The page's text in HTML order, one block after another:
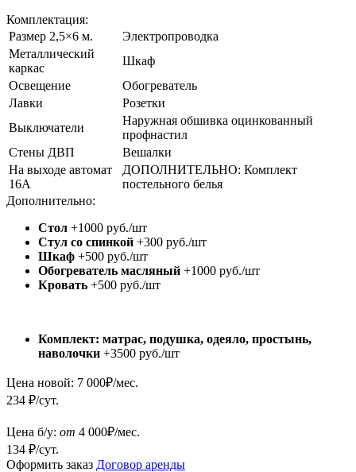
Комплектация:
Размер 2,5×6 м.
Электропроводка
Металлический
каркас
Шкаф
Освещение
Обогреватель
Лавки
Розетки
Выключатели
Наружная обшивка оцинкованный
профнастил
Стены ДВП
Вешалки
На выходе автомат
16А
ДОПОЛНИТЕЛЬНО: Комплект
постельного белья
Дополнительно:
Стол +1000 руб./шт
Стул со спинкой +300 руб./шт
Шкаф +500 руб./шт
Обогреватель масляный +1000 руб./шт
Кровать +500 руб./шт
Комплект: матрас, подушка, одеяло, простынь,
наволочки +3500 руб./шт
Цена новой: 7 000₽/мес.
234 ₽/сут.
Цена б/у: от 4 000₽/мес.
134 ₽/сут.
Оформить заказ Договор аренды